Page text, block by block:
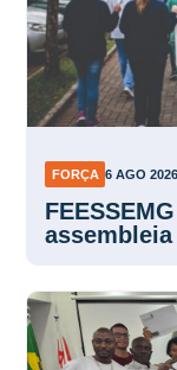
FORÇA 6 AGO 2026